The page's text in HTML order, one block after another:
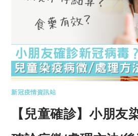
新冠疫情資訊站
【兒童確診】小朋友